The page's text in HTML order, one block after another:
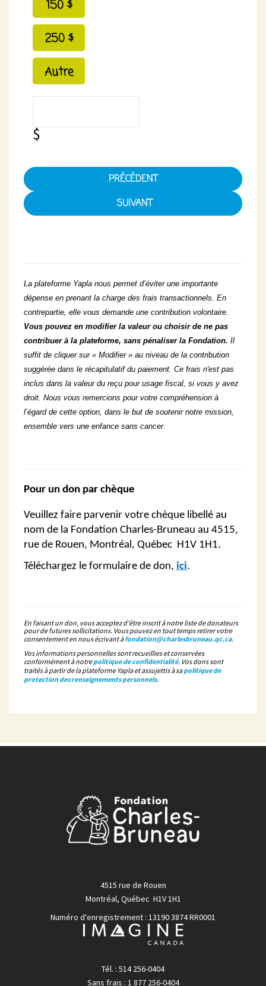
150 $
250 $
Autre
PRÉCÉDENT
La plateforme Yapla nous permet d’éviter une importante
dépense en prenant la charge des frais transactionnels. En
contrepartie, elle vous demande une contribution volontaire.
Vous pouvez en modifier la valeur ou choisir de ne pas
contribuer à la plateforme, sans pénaliser la Fondation. Il
suffit de cliquer sur « Modifier » au niveau de la contribution
suggérée dans le récapitulatif du paiement. Ce frais n'est pas
inclus dans la valeur du reçu pour usage fiscal, si vous y avez
droit. Nous vous remercions pour votre compréhension à
l’égard de cette option, dans le but de soutenir notre mission,
ensemble vers une enfance sans cancer.
Pour un don par chèque
Veuillez faire parvenir votre chèque libellé au
nom de la Fondation Charles-Bruneau au 4515,
rue de Rouen, Montréal, Québec H1V 1H1.
Téléchargez le formulaire de don, ici.
En faisant un don, vous acceptez d'être inscrit à notre liste de donateurs
pour de futures sollicitations. Vous pouvez en tout temps retirer votre
consentement en nous écrivant àfondation@charlesbruneau.qc.ca.
Vos informations personnelles sont recueillies et conservées
conformément à notrepolitique de confidentialité. Vos dons sont
traités à partir de la plateforme Yapla et assujettis à sapolitique de
protection des renseignements personnels.
4515 rue de Rouen
Montréal, Québec H1V 1H1
Numéro d'enregistrement : 13190 3874 RR0001
Tél. : 514 256-0404
Sans frais : 1 877 256-0404